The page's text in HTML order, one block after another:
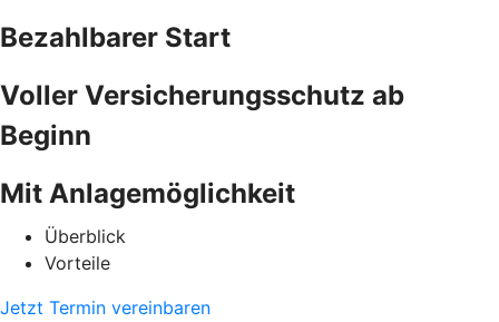
Bezahlbarer Start
Voller Versicherungsschutz ab
Beginn
Mit Anlagemöglichkeit
Überblick
Vorteile
Jetzt Termin vereinbaren